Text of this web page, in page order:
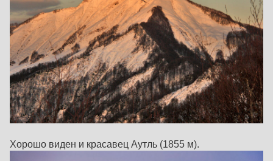
Хорошо виден и красавец Аутль (1855 м).